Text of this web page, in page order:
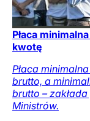
Płaca
kwotę
Płaca
brutto, a
brutto –
Ministrów.